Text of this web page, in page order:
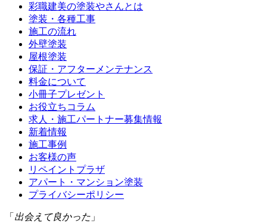
彩職建美の塗装やさんとは
塗装・各種工事
施工の流れ
外壁塗装
屋根塗装
保証・アフターメンテナンス
料金について
小冊子プレゼント
お役立ちコラム
求人・施工パートナー募集情報
新着情報
施工事例
お客様の声
リペイントプラザ
アパート・マンション塗装
プライバシーポリシー
「 出会えて良かった 」